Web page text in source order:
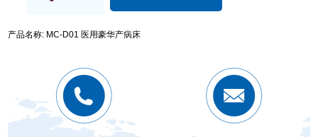
产品名称: MC-D01 医用豪华产病床